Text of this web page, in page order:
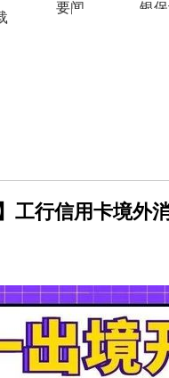
要闻 银
】工行信用卡境